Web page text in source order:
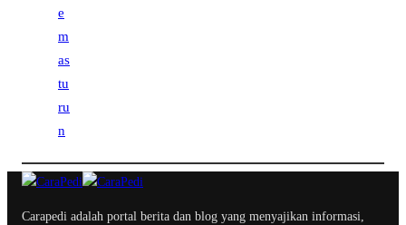
Carapedi adalah portal berita dan blog yang menyajikan informasi,